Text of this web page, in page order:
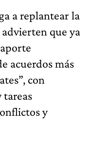
a replantear la
que ya
acuerdos más
con
tareas
y